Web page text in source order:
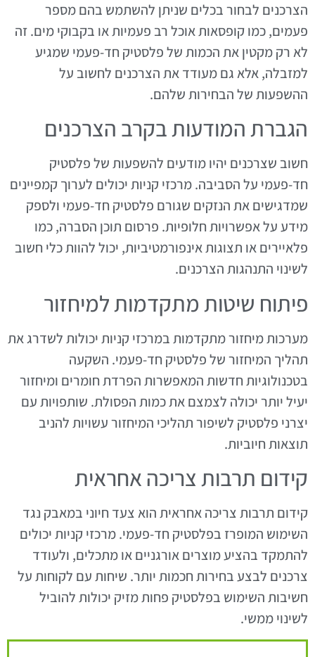
הצרכנים לבחור בכלים שניתן להשתמש בהם מספר
פעמים, כמו קופסאות אוכל רב פעמיות או בקבוקי מים. זה
לא רק מקטין את הכמות של פלסטיק חד-פעמי שמגיע
למזבלה, אלא גם מעודד את הצרכנים לחשוב על
ההשפעות של הבחירות שלהם.
הגברת המודעות בקרב הצרכנים
חשוב שצרכנים יהיו מודעים להשפעות של פלסטיק
חד-פעמי על הסביבה. מרכזי קניות יכולים לערוך קמפיינים
שמדגישים את הנזקים שגורם פלסטיק חד-פעמי ולספק
מידע על אפשרויות חלופיות. פרסום תוכן הסברה, כמו
פלאיירים או תצוגות אינפורמטיביות, יכול להוות כלי חשוב
לשינוי התנהגות הצרכנים.
פיתוח שיטות מתקדמות למיחזור
מערכות מיחזור מתקדמות במרכזי קניות יכולות לשדרג את
תהליך המיחזור של פלסטיק חד-פעמי. השקעה
בטכנולוגיות חדשות המאפשרות הפרדת חומרים ומיחזור
יעיל יותר יכולה לצמצם את כמות הפסולת. שותפויות עם
יצרני פלסטיק לשיפור תהליכי המיחזור עשויות להניב
תוצאות חיוביות.
קידום תרבות צריכה אחראית
קידום תרבות צריכה אחראית הוא צעד חיוני במאבק נגד
השימוש המופרז בפלסטיק חד-פעמי. מרכזי קניות יכולים
להתמקד בהציע מוצרים אורגניים או מתכלים, ולעודד
צרכנים לבצע בחירות חכמות יותר. שיחות עם לקוחות על
חשיבות השימוש בפלסטיק פחות מזיק יכולות להוביל
לשינוי ממשי.